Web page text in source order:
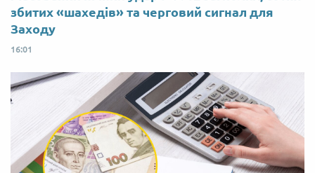
збитих «шахедів» та черговий сигнал для
Заходу
16:01